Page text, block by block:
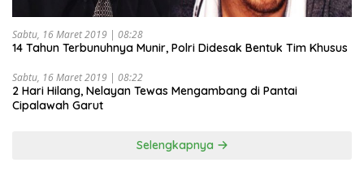
Sabtu, 16 Maret 2019 | 08:28
14 Tahun Terbunuhnya Munir, Polri Didesak Bentuk Tim Khusus
Sabtu, 16 Maret 2019 | 08:22
2 Hari Hilang, Nelayan Tewas Mengambang di Pantai
Cipalawah Garut
Selengkapnya